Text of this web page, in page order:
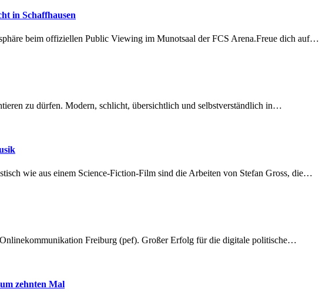
in Schaffhausen
beim offiziellen Public Viewing im Munotsaal der FCS Arena.Freue dich auf…
zu dürfen. Modern, schlicht, übersichtlich und selbstverständlich in…
wie aus einem Science-Fiction-Film sind die Arbeiten von Stefan Gross, die…
Freiburg (pef). Großer Erfolg für die digitale politische…
zehnten Mal